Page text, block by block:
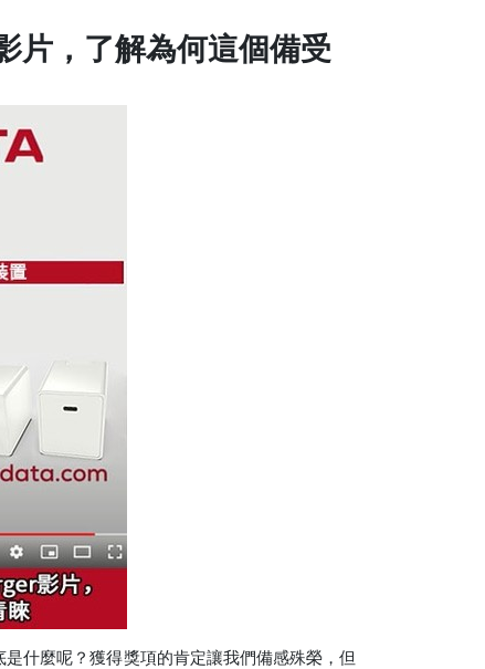
，了解為何這個備受
什麼呢？獲得獎項的肯定讓我們備感殊榮，但